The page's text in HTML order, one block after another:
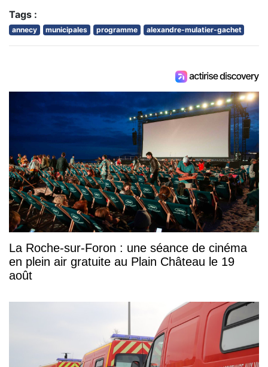
Tags :
annecy municipales programme alexandre-mulatier-gachet
La Roche-sur-Foron : une séance de cinéma
en plein air gratuite au Plain Château le 19
août